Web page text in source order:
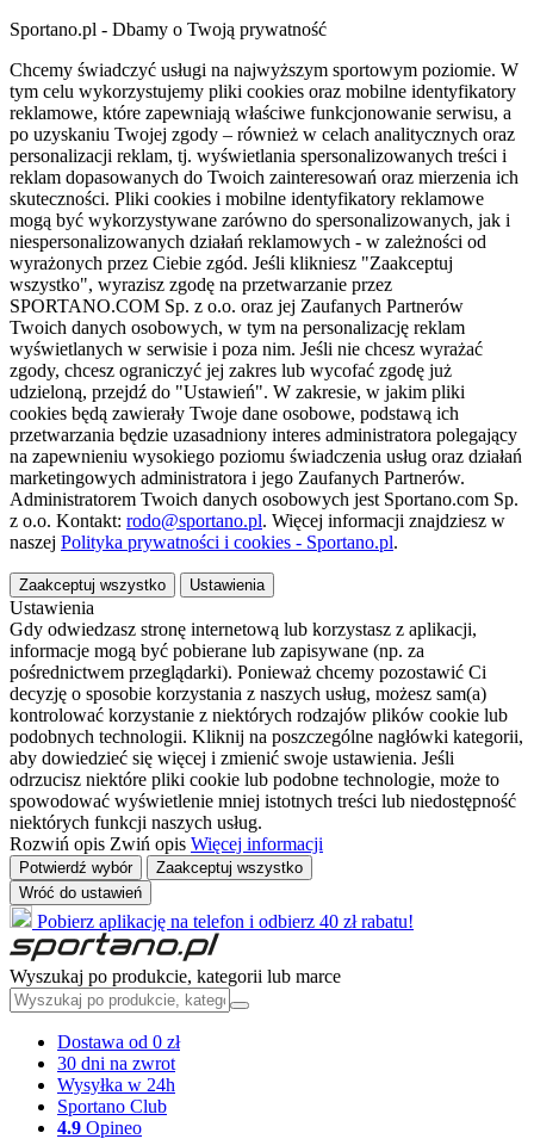
Sportano.pl - Dbamy o Twoją prywatność
Chcemy świadczyć usługi na najwyższym sportowym poziomie. W
tym celu wykorzystujemy pliki cookies oraz mobilne identyfikatory
reklamowe, które zapewniają właściwe funkcjonowanie serwisu, a
po uzyskaniu Twojej zgody – również w celach analitycznych oraz
personalizacji reklam, tj. wyświetlania spersonalizowanych treści i
reklam dopasowanych do Twoich zainteresowań oraz mierzenia ich
skuteczności. Pliki cookies i mobilne identyfikatory reklamowe
mogą być wykorzystywane zarówno do spersonalizowanych, jak i
niespersonalizowanych działań reklamowych - w zależności od
wyrażonych przez Ciebie zgód. Jeśli klikniesz "Zaakceptuj
wszystko", wyrazisz zgodę na przetwarzanie przez
SPORTANO.COM Sp. z o.o. oraz jej Zaufanych Partnerów
Twoich danych osobowych, w tym na personalizację reklam
wyświetlanych w serwisie i poza nim. Jeśli nie chcesz wyrażać
zgody, chcesz ograniczyć jej zakres lub wycofać zgodę już
udzieloną, przejdź do "Ustawień". W zakresie, w jakim pliki
cookies będą zawierały Twoje dane osobowe, podstawą ich
przetwarzania będzie uzasadniony interes administratora polegający
na zapewnieniu wysokiego poziomu świadczenia usług oraz działań
marketingowych administratora i jego Zaufanych Partnerów.
Administratorem Twoich danych osobowych jest Sportano.com Sp.
z o.o. Kontakt: rodo@sportano.pl. Więcej informacji znajdziesz w
naszej Polityka prywatności i cookies - Sportano.pl.
Zaakceptuj wszystko Ustawienia
Ustawienia
Gdy odwiedzasz stronę internetową lub korzystasz z aplikacji,
informacje mogą być pobierane lub zapisywane (np. za
pośrednictwem przeglądarki). Ponieważ chcemy pozostawić Ci
decyzję o sposobie korzystania z naszych usług, możesz sam(a)
kontrolować korzystanie z niektórych rodzajów plików cookie lub
podobnych technologii. Kliknij na poszczególne nagłówki kategorii,
aby dowiedzieć się więcej i zmienić swoje ustawienia. Jeśli
odrzucisz niektóre pliki cookie lub podobne technologie, może to
spowodować wyświetlenie mniej istotnych treści lub niedostępność
niektórych funkcji naszych usług.
Rozwiń opis Zwiń opis Więcej informacji
Potwierdź wybór
Zaakceptuj wszystko
Wróć do ustawień
Pobierz aplikację na telefon i odbierz 40 zł rabatu!
Wyszukaj po produkcie, kategorii lub marce
Dostawa od 0 zł
30 dni na zwrot
Wysyłka w 24h
Sportano Club
4.9 Opineo